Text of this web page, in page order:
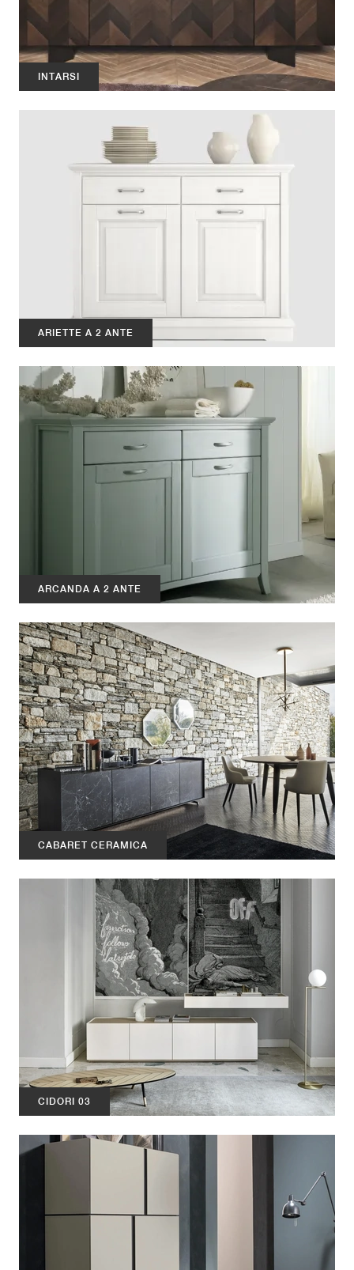
INTARSI
ARIETTE A 2 ANTE
ARCANDA A 2 ANTE
CABARET CERAMICA
CIDORI 03